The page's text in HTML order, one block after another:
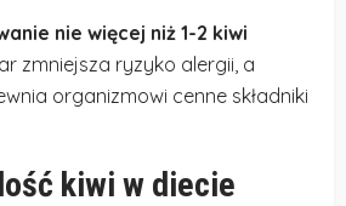
nie więcej niż 1-2 kiwi
zmniejsza ryzyko alergii, a
organizmowi cenne składniki
kiwi w diecie